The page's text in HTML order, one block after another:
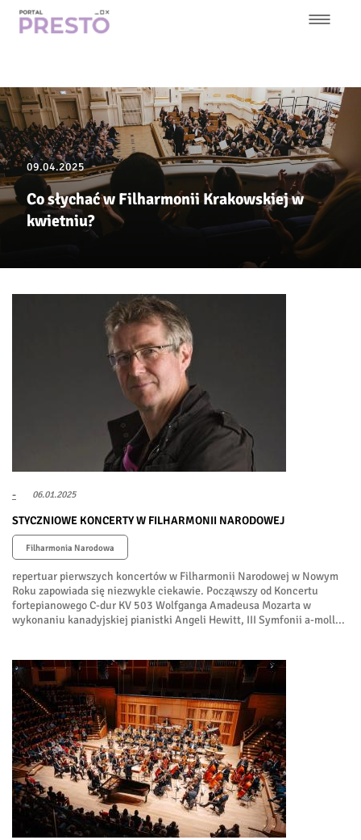
Przejdź
nawigacja
09.04.2025
Co słychać w Filharmonii Krakowskiej w
kwietniu?
- 06.01.2025
STYCZNIOWE KONCERTY W FILHARMONII NARODOWEJ
Filharmonia Narodowa
repertuar pierwszych koncertów w Filharmonii Narodowej w Nowym
Roku zapowiada się niezwykle ciekawie. Począwszy od Koncertu
fortepianowego C-dur KV 503 Wolfganga Amadeusa Mozarta w
wykonaniu kanadyjskiej pianistki Angeli Hewitt, III Symfonii a-moll...